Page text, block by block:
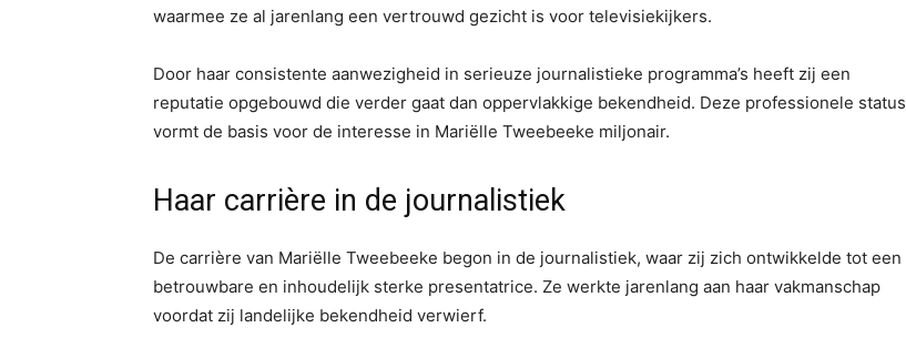
waarmee ze al jarenlang een vertrouwd gezicht is voor televisiekijkers.
Door haar consistente aanwezigheid in serieuze journalistieke programma’s heeft zij een
reputatie opgebouwd die verder gaat dan oppervlakkige bekendheid. Deze professionele status
vormt de basis voor de interesse in Mariëlle Tweebeeke miljonair.
Haar carrière in de journalistiek
De carrière van Mariëlle Tweebeeke begon in de journalistiek, waar zij zich ontwikkelde tot een
betrouwbare en inhoudelijk sterke presentatrice. Ze werkte jarenlang aan haar vakmanschap
voordat zij landelijke bekendheid verwierf.